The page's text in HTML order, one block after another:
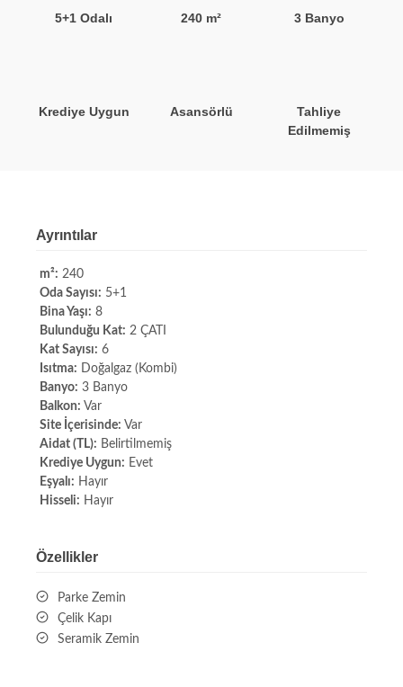
5+1 Odalı 240 m² 3 Banyo
Krediye Uygun Asansörlü
Tahliye
Edilmemiş
Ayrıntılar
m²: 240
Oda Sayısı: 5+1
Bina Yaşı: 8
Bulunduğu Kat: 2 ÇATI
Kat Sayısı: 6
Isıtma: Doğalgaz (Kombi)
Banyo: 3 Banyo
Balkon: Var
Site İçerisinde: Var
Aidat (TL): Belirtilmemiş
Krediye Uygun: Evet
Eşyalı: Hayır
Hisseli: Hayır
Özellikler
Parke Zemin
Çelik Kapı
Seramik Zemin